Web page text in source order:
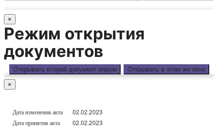
×
Режим открытия
документов
Открывать второй документ рядом Открывать в этом же окне
×
Дата изменения акта
02.02.2023
Дата принятия акта
02.02.2023